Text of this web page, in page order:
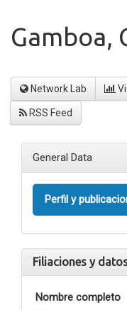
Gamboa,
Network Lab
RSS Feed
General Data
Perfil y
Filiaciones y
Nombre completo